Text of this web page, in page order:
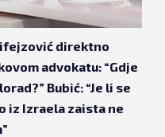
direktno
advokatu: “Gdje
Bubić: “Je li se
iz Izraela zaista ne